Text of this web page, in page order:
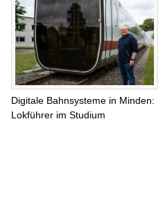
Digitale Bahnsysteme in Minden:
Lokführer im Studium